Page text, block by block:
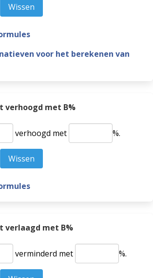
voor het berekenen van
verhoogd met B%
verhoogd met %.
verlaagd met B%
verminderd met %.